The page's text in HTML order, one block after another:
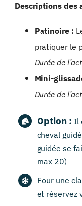
Descriptions des
Patinoire :
pratiquer le
Durée de
Mini-
Durée de
Option : Il
cheval
guidée se
max 20)
Pour une
et réservez